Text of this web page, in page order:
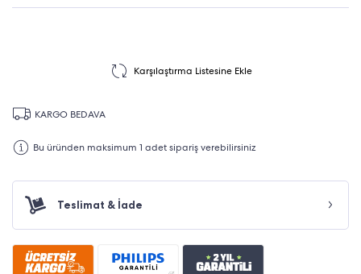
Karşılaştırma Listesine Ekle
KARGO BEDAVA
Bu üründen maksimum 1 adet sipariş verebilirsiniz
Teslimat & İade